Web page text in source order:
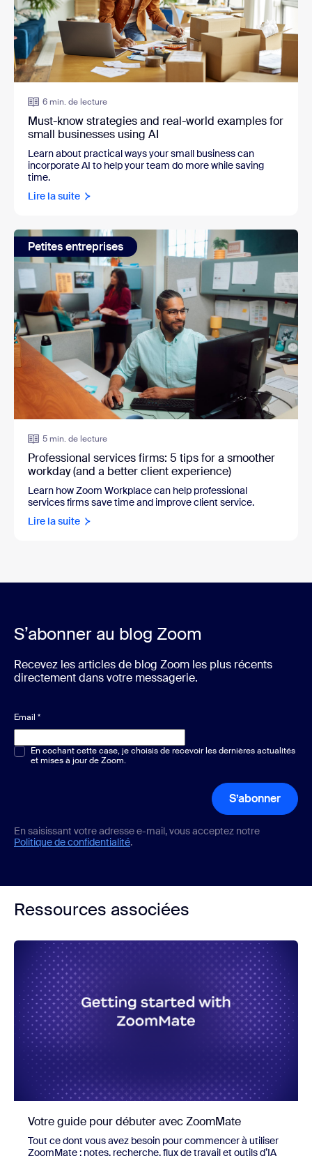
6 min. de lecture
Must-know strategies and real-world examples for
small businesses using AI
Learn about practical ways your small business can
incorporate AI to help your team do more while saving
time.
Lire la suite
Petites entreprises
5 min. de lecture
Professional services firms: 5 tips for a smoother
workday (and a better client experience)
Learn how Zoom Workplace can help professional
services firms save time and improve client service.
Lire la suite
S’abonner au blog Zoom
Recevez les articles de blog Zoom les plus récents
directement dans votre messagerie.
Email *
Choix multiple ou unique*
En cochant cette case, je choisis de recevoir les dernières actualités
et mises à jour de Zoom.
S’abonner
En saisissant votre adresse e-mail, vous acceptez notre
Politique de confidentialité.
Ressources associées
Votre guide pour débuter avec ZoomMate
Tout ce dont vous avez besoin pour commencer à utiliser
ZoomMate : notes, recherche, flux de travail et outils d’IA